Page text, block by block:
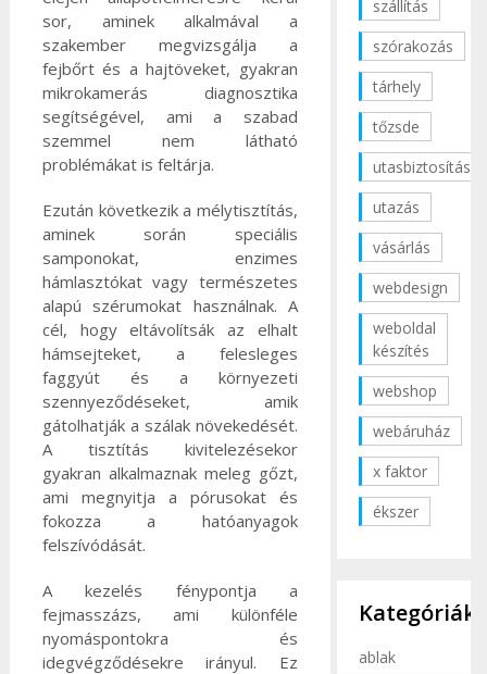
sor, aminek alkalmával a
szakember megvizsgálja a
fejbőrt és a hajtöveket, gyakran
mikrokamerás diagnosztika
segítségével, ami a szabad
szemmel nem látható
problémákat is feltárja.
Ezután következik a mélytisztítás,
aminek során speciális
samponokat, enzimes
hámlasztókat vagy természetes
alapú szérumokat használnak. A
cél, hogy eltávolítsák az elhalt
hámsejteket, a felesleges
faggyút és a környezeti
szennyeződéseket, amik
gátolhatják a szálak növekedését.
A tisztítás kivitelezésekor
gyakran alkalmaznak meleg gőzt,
ami megnyitja a pórusokat és
fokozza a hatóanyagok
felszívódását.
A kezelés fénypontja a
fejmasszázs, ami különféle
nyomáspontokra és
idegvégződésekre irányul. Ez
szállítás
szórakozás
tárhely
tőzsde
utasbiztosítás
utazás
vásárlás
webdesign
weboldal
készítés
webshop
webáruház
x faktor
ékszer
Kategóriák
ablak